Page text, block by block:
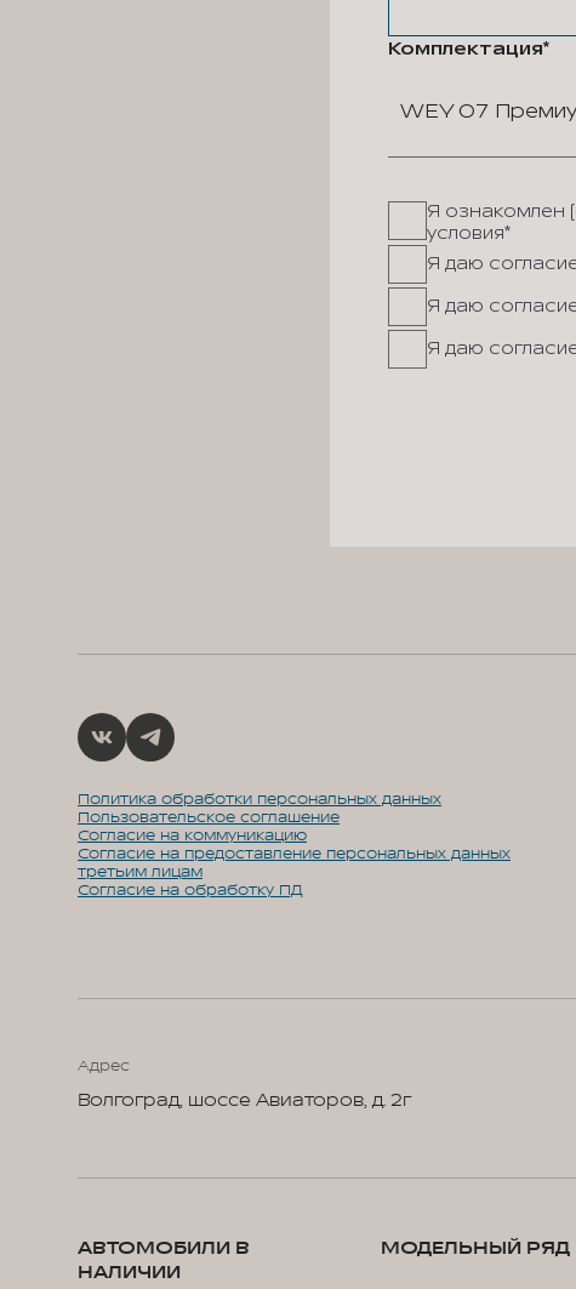
Комплектация*
WEY 07
Я ознакомлен
условия*
Я даю
Я даю
Я даю
Политика обработки персональных данных
Пользовательское соглашение
Согласие на коммуникацию
Согласие на предоставление персональных данных
третьим лицам
Согласие на обработку ПД
Адрес
Волгоград, шоссе Авиаторов, д. 2г
АВТОМОБИЛИ В
НАЛИЧИИ
МОДЕЛЬНЫЙ РЯД